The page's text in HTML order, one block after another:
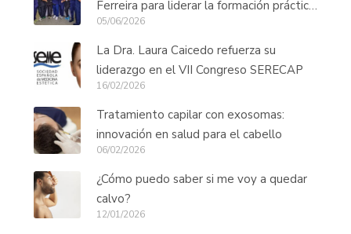
Ferreira para liderar la formación práctica
de cirujanos capilares de todo el mundo
05/06/2026
La Dra. Laura Caicedo refuerza su
liderazgo en el VII Congreso SERECAP
16/02/2026
Tratamiento capilar con exosomas:
innovación en salud para el cabello
06/02/2026
¿Cómo puedo saber si me voy a quedar
calvo?
12/01/2026